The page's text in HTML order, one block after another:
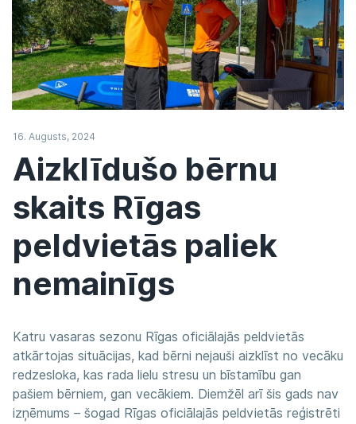
16. Augusts, 2024
Aizklīdušo bērnu
skaits Rīgas
peldvietās paliek
nemainīgs
Katru vasaras sezonu Rīgas oficiālajās peldvietās
atkārtojas situācijas, kad bērni nejauši aizklīst no vecāku
redzesloka, kas rada lielu stresu un bīstamību gan
pašiem bērniem, gan vecākiem. Diemžēl arī šis gads nav
izņēmums – šogad Rīgas oficiālajās peldvietās reģistrēti